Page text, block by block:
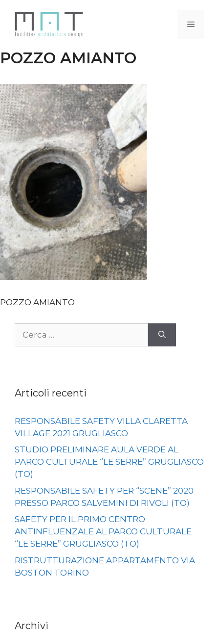
contenuto
Menu
POZZO AMIANTO
POZZO AMIANTO
per:
Articoli recenti
RESPONSABILE SAFETY VILLA CLARETTA
VILLAGE 2021 GRUGLIASCO
STUDIO PRELIMINARE AULA VERDE AL
PARCO CULTURALE “LE SERRE” GRUGLIASCO
(TO)
RESPONSABILE SAFETY PER “SCENE” 2020
PRESSO PARCO SALVEMINI DI RIVOLI (TO)
SAFETY PER IL PRIMO CENTRO
ANTINFLUENZALE AL PARCO CULTURALE
“LE SERRE” GRUGLIASCO (TO)
RISTRUTTURAZIONE APPARTAMENTO VIA
BOSTON TORINO
Archivi